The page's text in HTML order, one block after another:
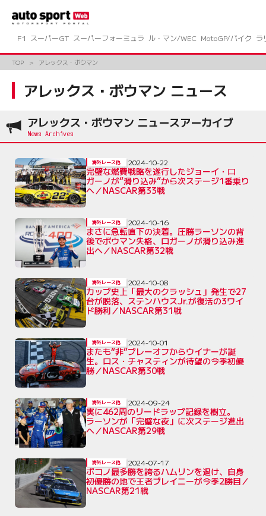
ツ
ス
F1 スーパーGT スーパーフォーミュラ ル・マン/WEC MotoGP/バイク ラ
TOP アレックス・ボウマン
アレックス・ボウマン ニュース
アレックス・ボウマン ニュースアーカイブ
完璧な燃費戦略を遂行したジョーイ・ロ
ガーノが“滑り込み”から次ステージ1番乗り
へ／NASCAR第33戦
海外レース他 2024-10-22
まさに急転直下の決着。圧勝ラーソンの背
後でボウマン失格、ロガーノが滑り込み進
出へ／NASCAR第32戦
海外レース他 2024-10-16
カップ史上「最大のクラッシュ」発生で27
台が脱落、ステンハウスJr.が復活の3ワイ
ド勝利／NASCAR第31戦
海外レース他 2024-10-08
またも“非”プレーオフからウイナーが誕
生。ロス・チャスティンが待望の今季初優
勝／NASCAR第30戦
海外レース他 2024-10-01
実に462周のリードラップ記録を樹立。
ラーソンが「完璧な夜」に次ステージ進出
へ／NASCAR第29戦
海外レース他 2024-09-24
ポコノ最多勝を誇るハムリンを退け、自身
初優勝の地で王者ブレイニーが今季2勝目／
NASCAR第21戦
海外レース他 2024-07-17